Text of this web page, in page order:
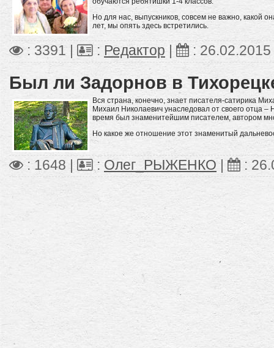
Но для нас, выпускников, совсем не важно, какой
лет, мы опять здесь встретились.
: 3391 | : Редактор : 26.02.2015
Был ли Задорнов в
Вся страна, конечно, знает писателя-сатирика
Михаил Николаевич унаследовал от своего отца
время был знаменитейшим писателем, автором
Но какое же отношение этот знаменитый
: 1648 | : Олег_РЫЖЕНКО | :